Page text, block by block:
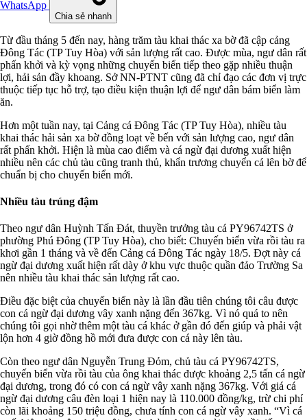
WhatsApp
Chia sẻ nhanh
Từ đầu tháng 5 đến nay, hàng trăm tàu khai thác xa bờ đã cập cảng
Đông Tác (TP Tuy Hòa) với sản lượng rất cao. Được mùa, ngư dân rất
phấn khởi và kỳ vọng những chuyến biển tiếp theo gặp nhiều thuận
lợi, hải sản đầy khoang. Sở NN-PTNT cũng đã chỉ đạo các đơn vị trực
thuộc tiếp tục hỗ trợ, tạo điều kiện thuận lợi để ngư dân bám biển làm
ăn.
Hơn một tuần nay, tại Cảng cá Đông Tác (TP Tuy Hòa), nhiều tàu
khai thác hải sản xa bờ đồng loạt về bến với sản lượng cao, ngư dân
rất phấn khởi. Hiện là mùa cao điểm và cá ngừ đại dương xuất hiện
nhiều nên các chủ tàu cũng tranh thủ, khẩn trương chuyển cá lên bờ để
chuẩn bị cho chuyến biển mới.
Nhiều tàu trúng đậm
Theo ngư dân Huỳnh Tấn Đát, thuyền trưởng tàu cá PY96742TS ở
phường Phú Đông (TP Tuy Hòa), cho biết: Chuyến biển vừa rồi tàu ra
khơi gần 1 tháng và về đến Cảng cá Đông Tác ngày 18/5. Đợt này cá
ngừ đại dương xuất hiện rất dày ở khu vực thuộc quần đảo Trường Sa
nên nhiều tàu khai thác sản lượng rất cao.
Điều đặc biệt của chuyến biển này là lần đầu tiên chúng tôi câu được
con cá ngừ đại dương vây xanh nặng đến 367kg. Vì nó quá to nên
chúng tôi gọi nhờ thêm một tàu cá khác ở gần đó đến giúp và phải vật
lộn hơn 4 giờ đồng hồ mới đưa được con cá này lên tàu.
Còn theo ngư dân Nguyễn Trung Đỏm, chủ tàu cá PY96742TS,
chuyến biển vừa rồi tàu của ông khai thác được khoảng 2,5 tấn cá ngừ
đại dương, trong đó có con cá ngừ vây xanh nặng 367kg. Với giá cá
ngừ đại dương câu đèn loại 1 hiện nay là 110.000 đồng/kg, trừ chi phí
còn lãi khoảng 150 triệu đồng, chưa tính con cá ngừ vây xanh. “Vì cá